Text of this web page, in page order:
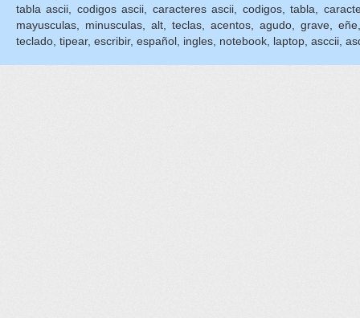
tabla ascii, codigos ascii, caracteres ascii, codigos, tabla,
mayusculas, minusculas, alt, teclas, acentos, agudo, grave,
teclado, tipear, escribir, español, ingles, notebook, laptop, asccii,